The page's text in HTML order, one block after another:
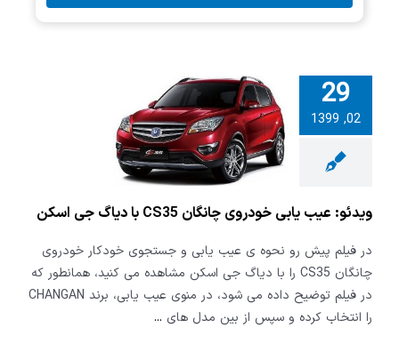
29
02, 1399
عیب یابی
چانگان
CS35 با دیاگ جی
ویدئو: عیب یابی خودروی چانگان CS35 با دیاگ جی اسکن
در فیلم پیش رو نحوه ی عیب یابی و جستجوی خودکار خودروی
چانگان CS35 را با دیاگ جی اسکن مشاهده می کنید، همانطور که
در فیلم توضیح داده می شود، در منوی عیب یابی، برند CHANGAN
را انتخاب کرده و سپس از بین مدل های ...